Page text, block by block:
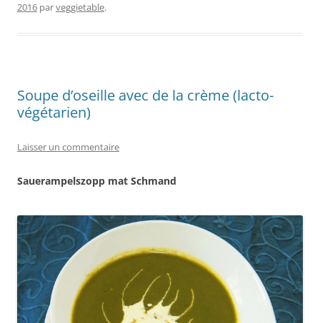
2016 parveggietable.
Soupe d’oseille avec de la crème (lacto-
végétarien)
Laisser un commentaire
Sauerampelszopp mat Schmand